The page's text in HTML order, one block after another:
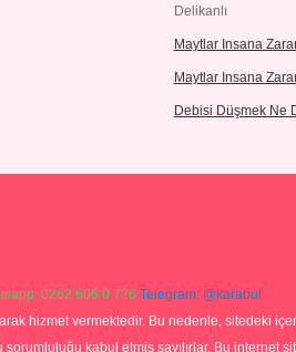
Delikanlı
Maytlar Insana
Maytlar Insana
Debisi Düşmek Ne
0262 606 0 726 Telegram: @karabul
hizmet vermektedir. Bu nedenle, sitedeki
kabul etmiş sayılırlar. Bu internet